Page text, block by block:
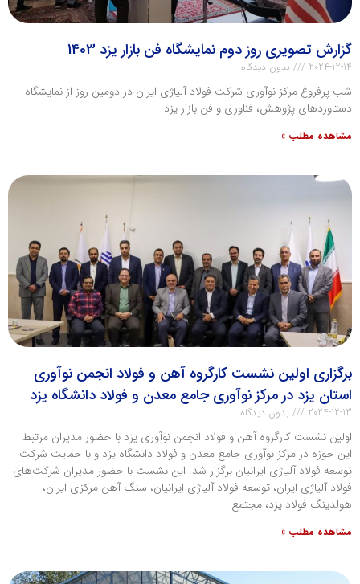
گزارش تصویری روز دوم نمایشگاه فن بازار یزد 1403
2024-12-14 بدون دیدگاه
شب پرفروغ مرکز نوآوری شرکت فولاد آلیاژی ایران در دومین روز از نمایشگاه
دستاوردهای پژوهش، فناوری و فن بازار یزد
مشاهده مطلب »
برگزاری اولین نشست کارگروه آهن و فولاد انجمن نوآوری
استان یزد در مرکز نوآوری جامع معدن و فولاد دانشگاه یزد
2024-12-13 بدون دیدگاه
اولین نشست کارگروه آهن و فولاد انجمن نوآوری یزد با حضور مدیران مرتبط
این حوزه در مرکز نوآوری جامع معدن و فولاد دانشگاه یزد و با حمایت شرکت
توسعه فولاد آلیاژی ایرانیان برگزار شد. این نشست با حضور مدیران شرکت‌های
فولاد آلیاژی ایران، توسعه فولاد آلیاژی ایرانیان، سنگ آهن مرکزی ایران،
هولدینگ فولاد یزد، مجتمع
مشاهده مطلب »